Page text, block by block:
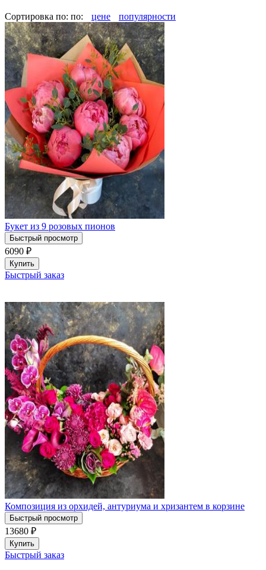
Сортировка по: по: цене популярности
Букет из 9 розовых пионов
Быстрый просмотр
6090 ₽
Купить
Быстрый заказ
Композиция из орхидей, антуриума и хризантем в корзине
Быстрый просмотр
13680 ₽
Купить
Быстрый заказ